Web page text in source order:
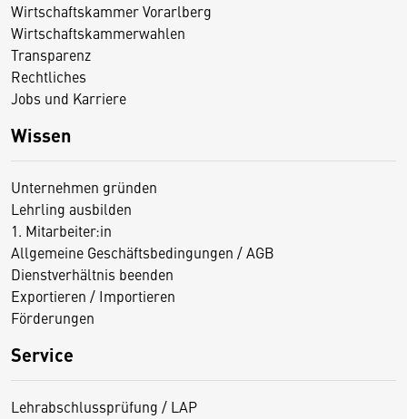
Wirtschaftskammer Vorarlberg
Wirtschaftskammerwahlen
Transparenz
Rechtliches
Jobs und Karriere
Wissen
Unternehmen gründen
Lehrling ausbilden
1. Mitarbeiter:in
Allgemeine Geschäftsbedingungen / AGB
Dienstverhältnis beenden
Exportieren / Importieren
Förderungen
Service
Lehrabschlussprüfung / LAP